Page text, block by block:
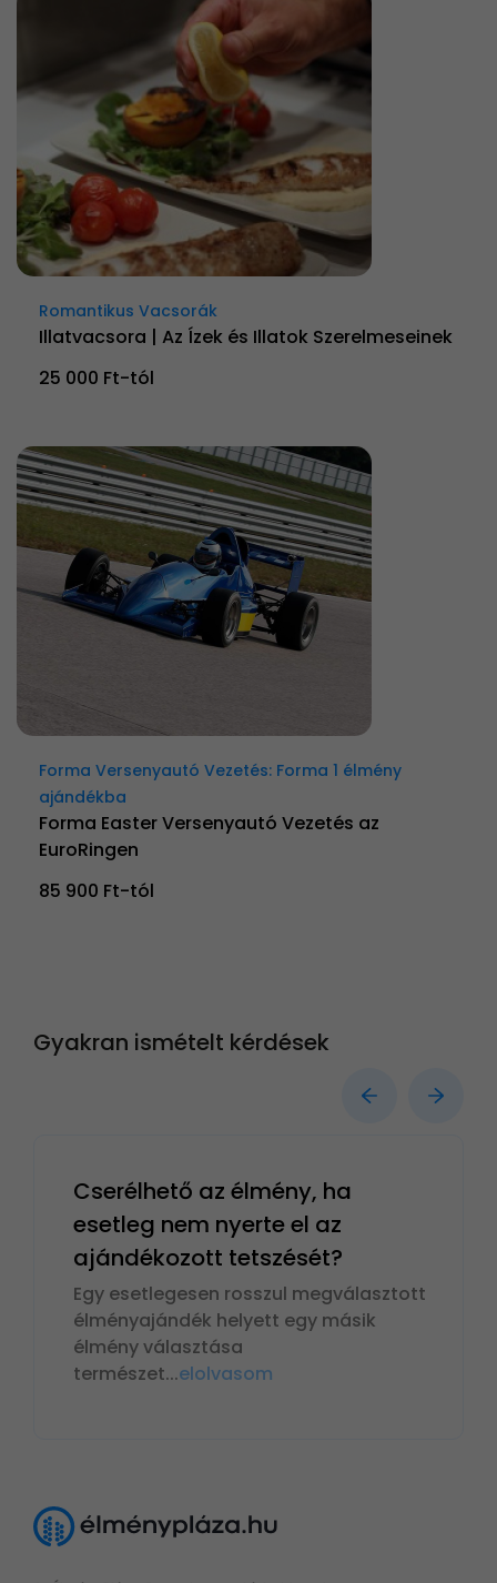
Romantikus Vacsorák
Illatvacsora | Az Ízek és Illatok Szerelmeseinek
25 000 Ft-tól
Forma Versenyautó Vezetés: Forma 1 élmény
ajándékba
Forma Easter Versenyautó Vezetés az
EuroRingen
85 900 Ft-tól
Gyakran ismételt kérdések
Cserélhető az élmény, ha
esetleg nem nyerte el az
ajándékozott tetszését?
Egy esetlegesen rosszul megválasztott
élményajándék helyett egy másik
élmény választása
természet...elolvasom